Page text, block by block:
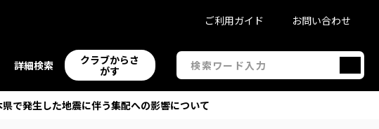
詳細検索
クラブからさ
がす
ご利用ガイド お問い合わせ
県で発生した地震に伴う集配への影響について